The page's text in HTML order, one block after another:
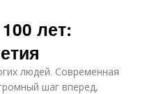
лет:
людей. Современная
шаг вперед,